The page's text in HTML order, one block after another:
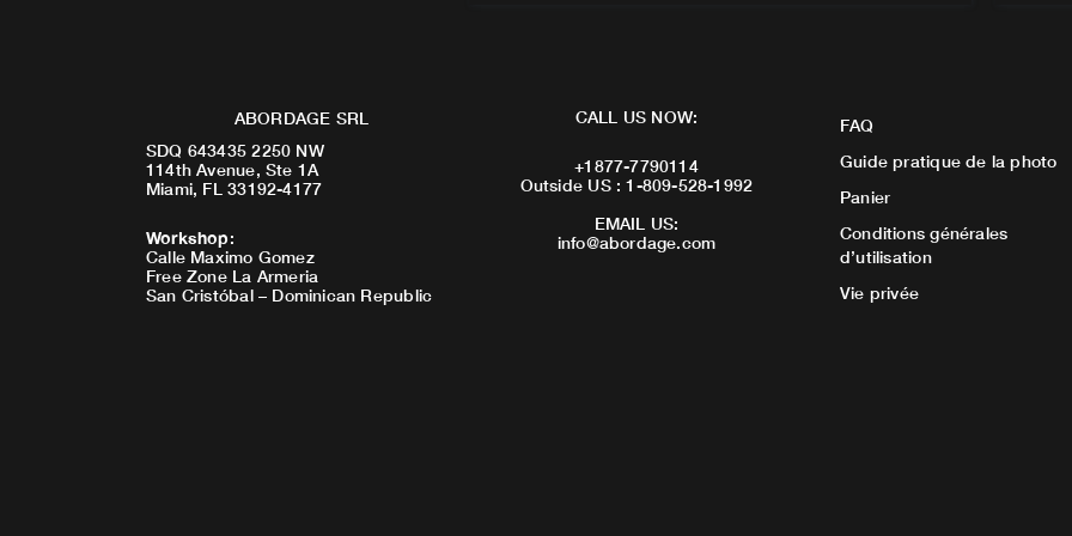
ABORDAGE SRL
SDQ 643435 2250 NW
114th Avenue, Ste 1A
Miami, FL 33192-4177
Workshop:
Calle Maximo Gomez
Free Zone La Armeria
San Cristóbal – Dominican Republic
CALL US NOW:
+1877-7790114
Outside US : 1-809-528-1992
EMAIL US:
info@abordage.com
FAQ
Guide pratique de la photo
Panier
Conditions générales
d’utilisation
Vie privée